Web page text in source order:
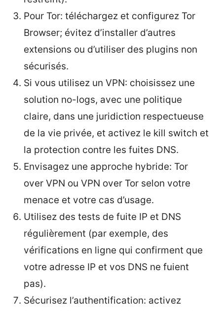
Pour Tor: téléchargez et configurez Tor
Browser; évitez d’installer d’autres
extensions ou d’utiliser des plugins non
sécurisés.
Si vous utilisez un VPN: choisissez une
solution no-logs, avec une politique
claire, dans une juridiction respectueuse
de la vie privée, et activez le kill switch et
la protection contre les fuites DNS.
Envisagez une approche hybride: Tor
over VPN ou VPN over Tor selon votre
menace et votre cas d’usage.
Utilisez des tests de fuite IP et DNS
régulièrement (par exemple, des
vérifications en ligne qui confirment que
votre adresse IP et vos DNS ne fuient
pas).
Sécurisez l’authentification: activez